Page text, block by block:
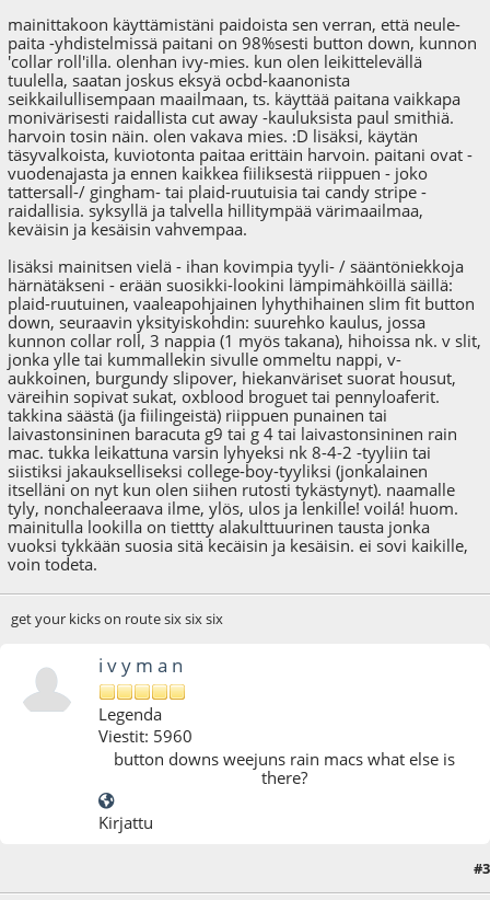
mainittakoon käyttämistäni paidoista sen verran, että neule-
paita -yhdistelmissä paitani on 98%sesti button down, kunnon
'collar roll'illa. olenhan ivy-mies. kun olen leikittelevällä
tuulella, saatan joskus eksyä ocbd-kaanonista
seikkailullisempaan maailmaan, ts. käyttää paitana vaikkapa
monivärisesti raidallista cut away -kauluksista paul smithiä.
harvoin tosin näin. olen vakava mies. :D lisäksi, käytän
täsyvalkoista, kuviotonta paitaa erittäin harvoin. paitani ovat -
vuodenajasta ja ennen kaikkea fiiliksestä riippuen - joko
tattersall-/ gingham- tai plaid-ruutuisia tai candy stripe -
raidallisia. syksyllä ja talvella hillitympää värimaailmaa,
keväisin ja kesäisin vahvempaa.
lisäksi mainitsen vielä - ihan kovimpia tyyli- / sääntöniekkoja
härnätäkseni - erään suosikki-lookini lämpimähköillä säillä:
plaid-ruutuinen, vaaleapohjainen lyhythihainen slim fit button
down, seuraavin yksityiskohdin: suurehko kaulus, jossa
kunnon collar roll, 3 nappia (1 myös takana), hihoissa nk. v slit,
jonka ylle tai kummallekin sivulle ommeltu nappi, v-
aukkoinen, burgundy slipover, hiekanväriset suorat housut,
väreihin sopivat sukat, oxblood broguet tai pennyloaferit.
takkina säästä (ja fiilingeistä) riippuen punainen tai
laivastonsininen baracuta g9 tai g 4 tai laivastonsininen rain
mac. tukka leikattuna varsin lyhyeksi nk 8-4-2 -tyyliin tai
siistiksi jakaukselliseksi college-boy-tyyliksi (jonkalainen
itselläni on nyt kun olen siihen rutosti tykästynyt). naamalle
tyly, nonchaleeraava ilme, ylös, ulos ja lenkille! voilá! huom.
mainitulla lookilla on tiettty alakulttuurinen tausta jonka
vuoksi tykkään suosia sitä kecäisin ja kesäisin. ei sovi kaikille,
voin todeta.
get your kicks on route six six six
i v y m a n
Legenda
Viestit: 5960
button downs weejuns rain macs what else is
there?
Kirjattu
#3